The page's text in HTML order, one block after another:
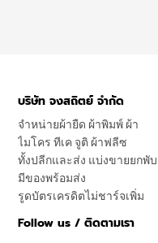
บริษัท จงสถิตย์ จำกัด
จำหน่ายผ้ายืด ผ้าพิมพ์ ผ้า
ไมโคร ทีเค จูติ ผ้าฟลีซ
ทั้งปลีกและส่ง แบ่งขายยกพับ
มีของพร้อมส่ง
รูดบัตรเครดิตไม่ชาร์จเพิ่ม
Follow us / ติดตามเรา